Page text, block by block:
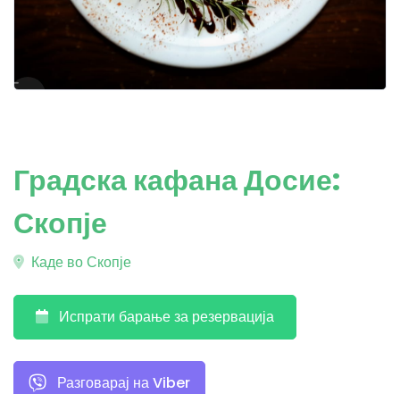
Градска кафана Досие:
Скопје
Каде во Скопје
Испрати барање за резервација
Разговарај на Viber